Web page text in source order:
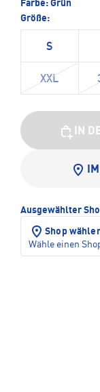
Farbe: Grün
Größe:
S
XXL
IN
Ausgewählter
Shop
Wähle einen